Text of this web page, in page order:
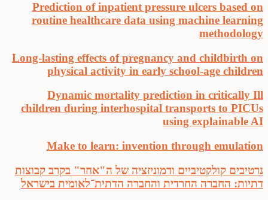
Prediction of inpatient pressure ulcers based on
routine healthcare data using machine learning
methodology
Long-lasting effects of pregnancy and childbirth on
physical activity in early school-age children
Dynamic mortality prediction in critically Ill
children during interhospital transports to PICUs
using explainable AI
Make to learn: invention through emulation
נרטיבים קולקטיביים ודמוניזציה של ה"אחר" בקרב קבוצות
דתיות: החברה החרדית והחברה הדתית־לאומית בישראל